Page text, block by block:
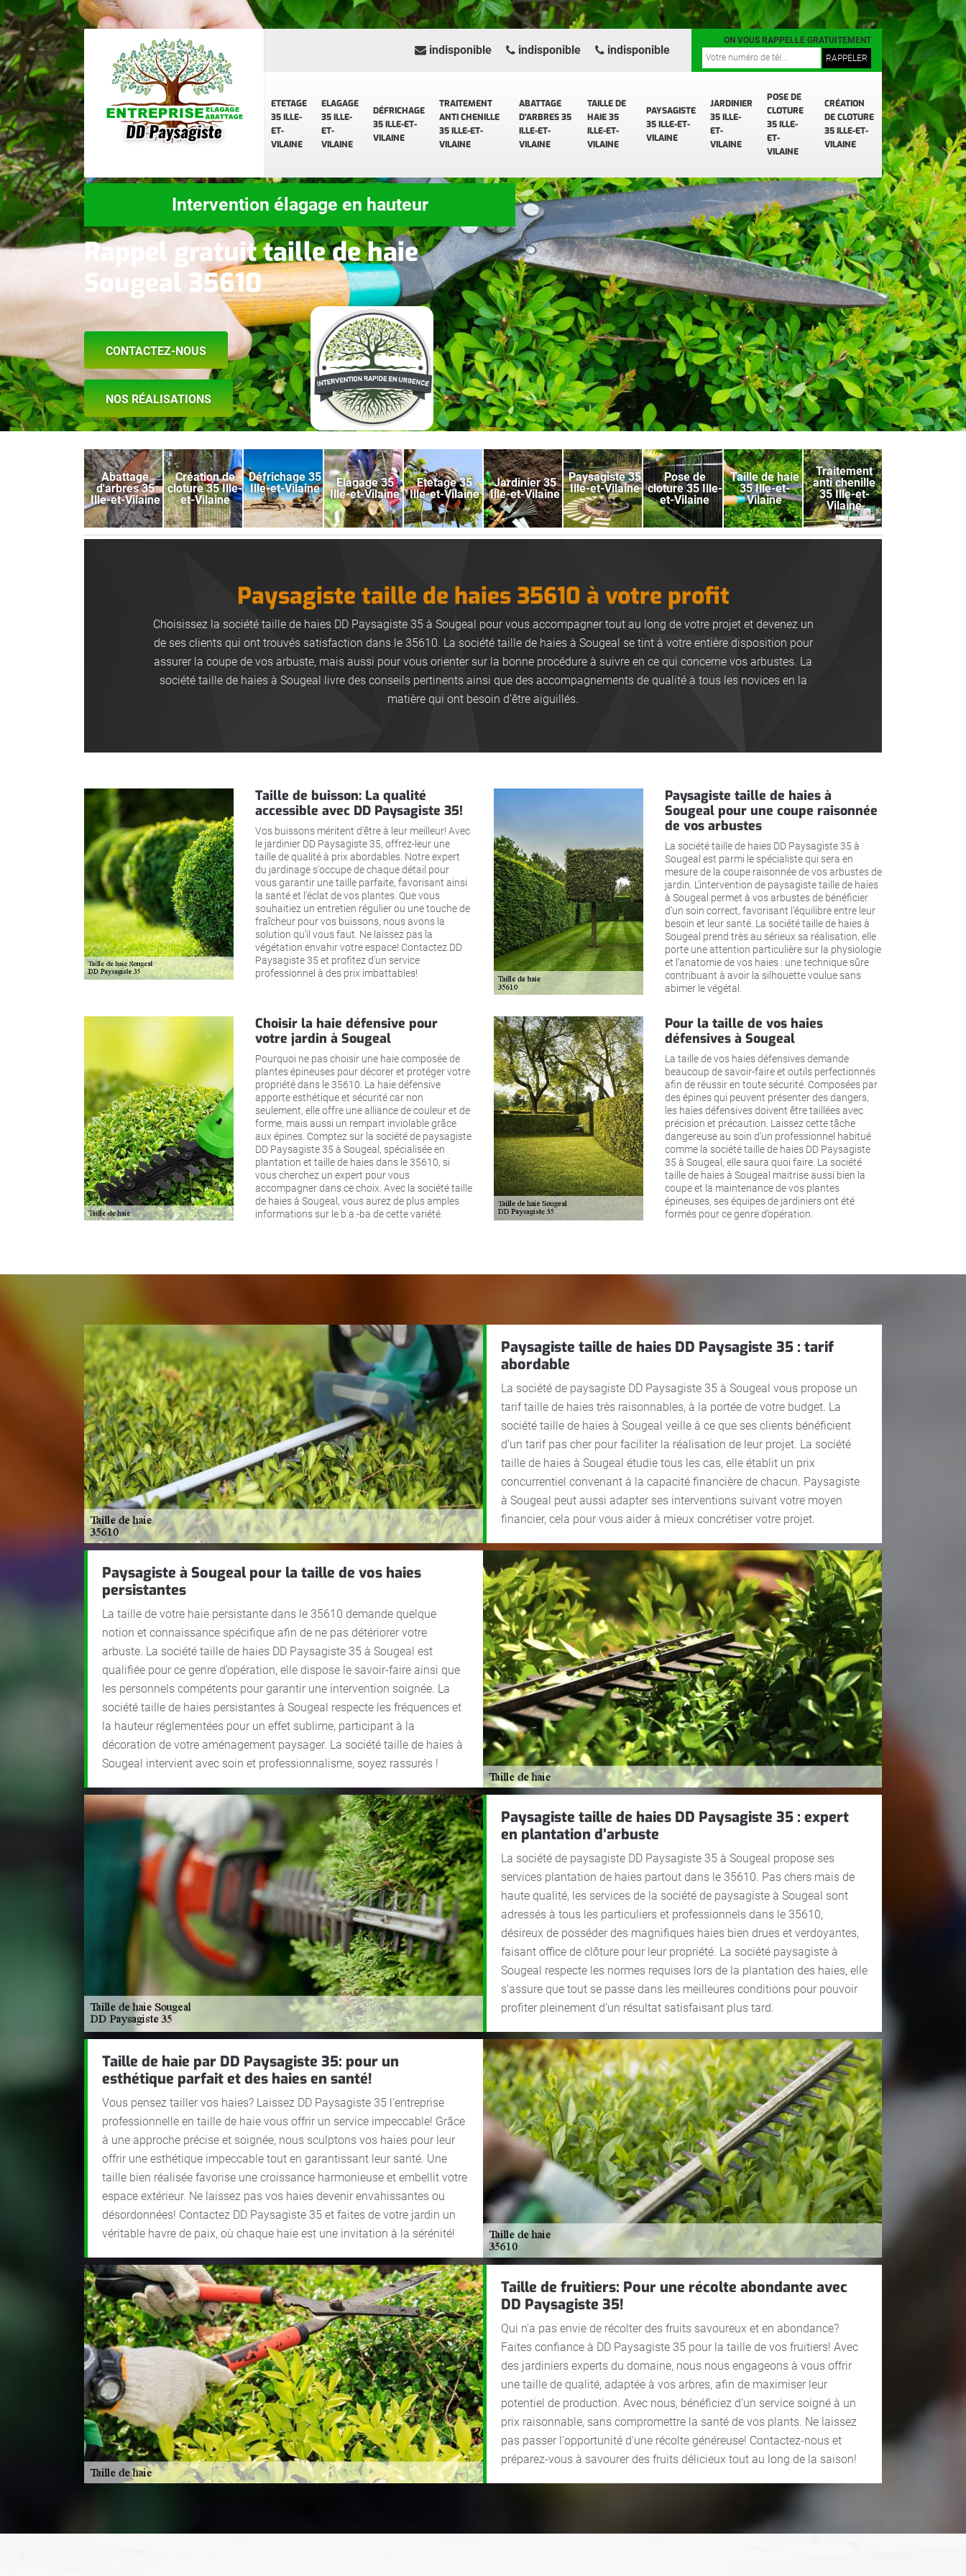
ETETAGE
35 ILLE-
ET-
VILAINE
ELAGAGE
35 ILLE-
ET-
VILAINE
DÉFRICHAGE
35 ILLE-ET-
VILAINE
TRAITEMENT
ANTI CHENILLE
35 ILLE-ET-
VILAINE
ABATTAGE
D'ARBRES 35
ILLE-ET-
VILAINE
TAILLE DE
HAIE 35
ILLE-ET-
VILAINE
PAYSAGISTE
35 ILLE-ET-
VILAINE
JARDINIER
35 ILLE-
ET-
VILAINE
POSE DE
CLOTURE
35 ILLE-
ET-
VILAINE
CRÉATION
DE CLOTURE
35 ILLE-ET-
VILAINE
indisponible indisponible indisponible
ON VOUS RAPPELLE GRATUITEMENT
Intervention élagage en hauteur
Rappel gratuit taille de haie
Sougeal 35610
CONTACTEZ-NOUS
NOS RÉALISATIONS
Abattage
d'arbres 35
Ille-et-Vilaine
Création de
cloture 35 Ille-
et-Vilaine
Défrichage 35
Ille-et-Vilaine
Elagage 35
Ille-et-Vilaine
Etetage 35
Ille-et-Vilaine
Jardinier 35
Ille-et-Vilaine
Paysagiste 35
Ille-et-Vilaine
Pose de
cloture 35 Ille-
et-Vilaine
Taille de haie
35 Ille-et-
Vilaine
Traitement
anti chenille
35 Ille-et-
Vilaine
Paysagiste taille de haies 35610 à votre profit
Choisissez la société taille de haies DD Paysagiste 35 à Sougeal pour vous accompagner tout au long de votre projet et devenez un
de ses clients qui ont trouvés satisfaction dans le 35610. La société taille de haies à Sougeal se tint à votre entière disposition pour
assurer la coupe de vos arbuste, mais aussi pour vous orienter sur la bonne procédure à suivre en ce qui concerne vos arbustes. La
société taille de haies à Sougeal livre des conseils pertinents ainsi que des accompagnements de qualité à tous les novices en la
matière qui ont besoin d’être aiguillés.
Taille de buisson: La qualité
accessible avec DD Paysagiste 35!
Vos buissons méritent d'être à leur meilleur! Avec
le jardinier DD Paysagiste 35, offrez-leur une
taille de qualité à prix abordables. Notre expert
du jardinage s'occupe de chaque détail pour
vous garantir une taille parfaite, favorisant ainsi
la santé et l'éclat de vos plantes. Que vous
souhaitiez un entretien régulier ou une touche de
fraîcheur pour vos buissons, nous avons la
solution qu'il vous faut. Ne laissez pas la
végétation envahir votre espace! Contactez DD
Paysagiste 35 et profitez d'un service
professionnel à des prix imbattables!
Paysagiste taille de haies à
Sougeal pour une coupe raisonnée
de vos arbustes
La société taille de haies DD Paysagiste 35 à
Sougeal est parmi le spécialiste qui sera en
mesure de la coupe raisonnée de vos arbustes de
jardin. L’intervention de paysagiste taille de haies
à Sougeal permet à vos arbustes de bénéficier
d’un soin correct, favorisant l’équilibre entre leur
besoin et leur santé. La société taille de haies à
Sougeal prend très au sérieux sa réalisation, elle
porte une attention particulière sur la physiologie
et l’anatomie de vos haies : une technique sûre
contribuant à avoir la silhouette voulue sans
abimer le végétal.
Choisir la haie défensive pour
votre jardin à Sougeal
Pourquoi ne pas choisir une haie composée de
plantes épineuses pour décorer et protéger votre
propriété dans le 35610. La haie défensive
apporte esthétique et sécurité car non
seulement, elle offre une alliance de couleur et de
forme, mais aussi un rempart inviolable grâce
aux épines. Comptez sur la société de paysagiste
DD Paysagiste 35 à Sougeal, spécialisée en
plantation et taille de haies dans le 35610, si
vous cherchez un expert pour vous
accompagner dans ce choix. Avec la société taille
de haies à Sougeal, vous aurez de plus amples
informations sur le b.a.-ba de cette variété.
Pour la taille de vos haies
défensives à Sougeal
La taille de vos haies défensives demande
beaucoup de savoir-faire et outils perfectionnés
afin de réussir en toute sécurité. Composées par
des épines qui peuvent présenter des dangers,
les haies défensives doivent être taillées avec
précision et précaution. Laissez cette tâche
dangereuse au soin d’un professionnel habitué
comme la société taille de haies DD Paysagiste
35 à Sougeal, elle saura quoi faire. La société
taille de haies à Sougeal maitrise aussi bien la
coupe et la maintenance de vos plantes
épineuses, ses équipes de jardiniers ont été
formés pour ce genre d’opération.
Paysagiste taille de haies DD Paysagiste 35 : tarif
abordable
La société de paysagiste DD Paysagiste 35 à Sougeal vous propose un
tarif taille de haies très raisonnables, à la portée de votre budget. La
société taille de haies à Sougeal veille à ce que ses clients bénéficient
d’un tarif pas cher pour faciliter la réalisation de leur projet. La société
taille de haies à Sougeal étudie tous les cas, elle établit un prix
concurrentiel convenant à la capacité financière de chacun. Paysagiste
à Sougeal peut aussi adapter ses interventions suivant votre moyen
financier, cela pour vous aider à mieux concrétiser votre projet.
Paysagiste à Sougeal pour la taille de vos haies
persistantes
La taille de votre haie persistante dans le 35610 demande quelque
notion et connaissance spécifique afin de ne pas détériorer votre
arbuste. La société taille de haies DD Paysagiste 35 à Sougeal est
qualifiée pour ce genre d’opération, elle dispose le savoir-faire ainsi que
les personnels compétents pour garantir une intervention soignée. La
société taille de haies persistantes à Sougeal respecte les fréquences et
la hauteur réglementées pour un effet sublime, participant à la
décoration de votre aménagement paysager. La société taille de haies à
Sougeal intervient avec soin et professionnalisme, soyez rassurés !
Paysagiste taille de haies DD Paysagiste 35 : expert
en plantation d’arbuste
La société de paysagiste DD Paysagiste 35 à Sougeal propose ses
services plantation de haies partout dans le 35610. Pas chers mais de
haute qualité, les services de la société de paysagiste à Sougeal sont
adressés à tous les particuliers et professionnels dans le 35610,
désireux de posséder des magnifiques haies bien drues et verdoyantes,
faisant office de clôture pour leur propriété. La société paysagiste à
Sougeal respecte les normes requises lors de la plantation des haies, elle
s’assure que tout se passe dans les meilleures conditions pour pouvoir
profiter pleinement d’un résultat satisfaisant plus tard.
Taille de haie par DD Paysagiste 35: pour un
esthétique parfait et des haies en santé!
Vous pensez tailler vos haies? Laissez DD Paysagiste 35 l'entreprise
professionnelle en taille de haie vous offrir un service impeccable! Grâce
à une approche précise et soignée, nous sculptons vos haies pour leur
offrir une esthétique impeccable tout en garantissant leur santé. Une
taille bien réalisée favorise une croissance harmonieuse et embellit votre
espace extérieur. Ne laissez pas vos haies devenir envahissantes ou
désordonnées! Contactez DD Paysagiste 35 et faites de votre jardin un
véritable havre de paix, où chaque haie est une invitation à la sérénité!
Taille de fruitiers: Pour une récolte abondante avec
DD Paysagiste 35!
Qui n'a pas envie de récolter des fruits savoureux et en abondance?
Faites confiance à DD Paysagiste 35 pour la taille de vos fruitiers! Avec
des jardiniers experts du domaine, nous nous engageons à vous offrir
une taille de qualité, adaptée à vos arbres, afin de maximiser leur
potentiel de production. Avec nous, bénéficiez d'un service soigné à un
prix raisonnable, sans compromettre la santé de vos plants. Ne laissez
pas passer l'opportunité d'une récolte généreuse! Contactez-nous et
préparez-vous à savourer des fruits délicieux tout au long de la saison!